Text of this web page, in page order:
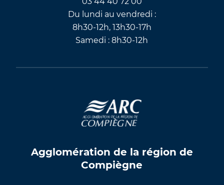
Du lundi au vendredi :
8h30-12h, 13h30-17h
Samedi : 8h30-12h
Agglomération de la région de
Compiègne